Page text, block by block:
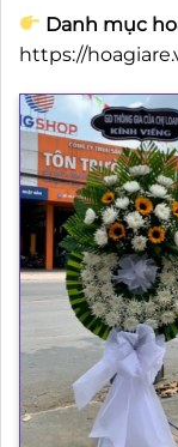
Danh mục
https://